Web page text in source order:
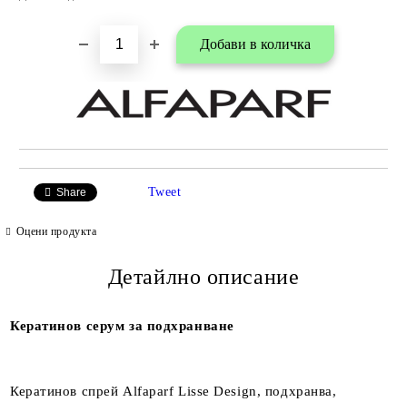
Share Tweet
Оцени продукта
Детайлно описание
Кератинов серум за подхранване
Кератинов спрей Alfaparf Lisse Design, подхранва,